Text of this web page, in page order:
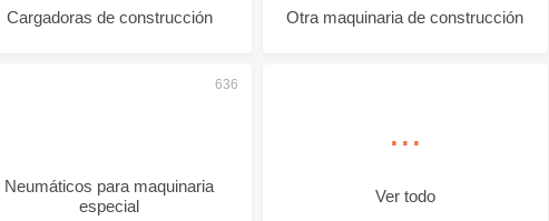
Cargadoras de construcción Otra maquinaria de construcción
Neumáticos para maquinaria
especial
Ver todo